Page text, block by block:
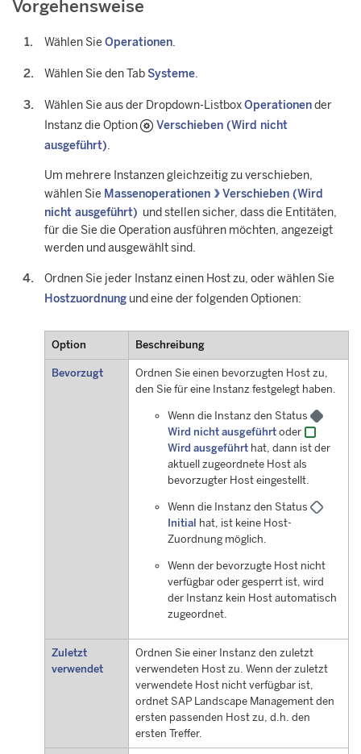
Vorgehensweise
Wählen Sie Operationen.
Wählen Sie den TabSysteme.
Wählen Sie aus der Dropdown-ListboxOperationender
Instanz die Option
Verschieben (Wird nicht
ausgeführt).
Um mehrere Instanzen gleichzeitig zu verschieben,
wählen Sie Massenoperationen
Verschieben (Wird
nicht ausgeführt) und stellen sicher, dass die Entitäten,
für die Sie die Operation ausführen möchten, angezeigt
werden und ausgewählt sind.
Ordnen Sie jeder Instanz einen Host zu, oder wählen Sie
Hostzuordnung und eine der folgenden Optionen:
Option Beschreibung
Bevorzugt
Ordnen Sie einen bevorzugten Host zu,
den Sie für eine Instanz festgelegt haben.
Wenn die Instanz den Status
Wird nicht ausgeführtoder
Wird ausgeführthat, dann ist der
aktuell zugeordnete Host als
bevorzugter Host eingestellt.
Wenn die Instanz den Status
Initial hat, ist keine Host-
Zuordnung möglich.
Wenn der bevorzugte Host nicht
verfügbar oder gesperrt ist, wird
der Instanz kein Host automatisch
zugeordnet.
Zuletzt
verwendet
Ordnen Sie einer Instanz den zuletzt
verwendeten Host zu. Wenn der zuletzt
verwendete Host nicht verfügbar ist,
ordnet SAP Landscape Managementden
ersten passenden Host zu, d.h. den
ersten Treffer.